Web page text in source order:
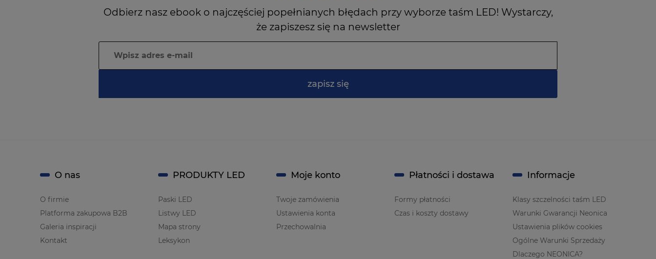
Odbierz nasz ebook o najczęściej popełnianych błędach przy wyborze taśm LED! Wystarczy,
że zapiszesz się na newsletter
zapisz się
O nas
O firmie
Platforma zakupowa B2B
Galeria inspiracji
Kontakt
PRODUKTY LED
Paski LED
Listwy LED
Mapa strony
Leksykon
Moje konto
Twoje zamówienia
Ustawienia konta
Przechowalnia
Płatności i dostawa
Formy płatności
Czas i koszty dostawy
Informacje
Klasy szczelności taśm LED
Warunki Gwarancji Neonica
Ustawienia plików cookies
Ogólne Warunki Sprzedaży
Dlaczego NEONICA?